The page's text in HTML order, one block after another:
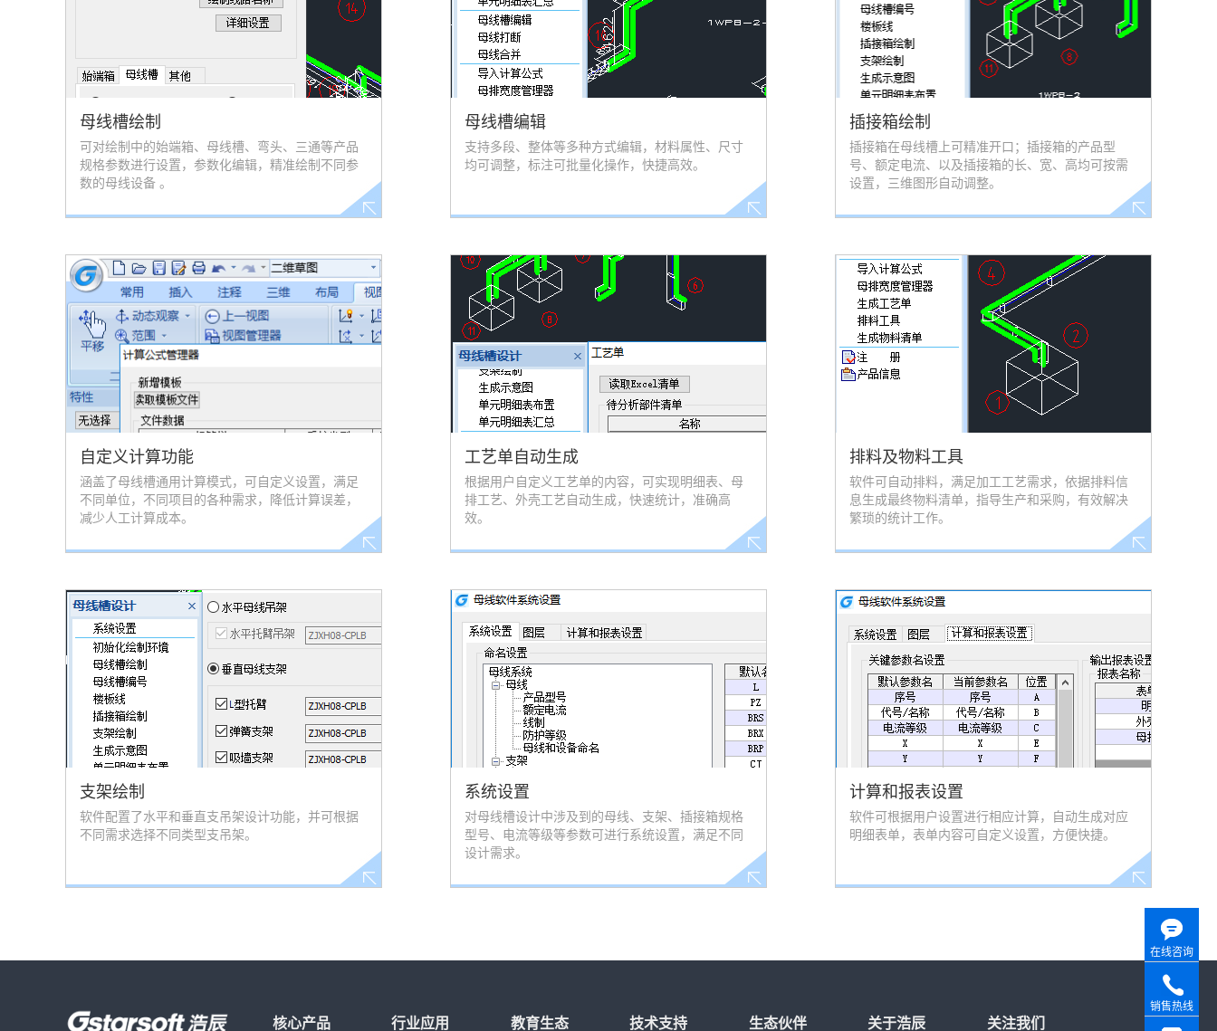
母线槽绘制
可对绘制中的始端箱、母线槽、弯头、三通等产品
规格参数进行设置，参数化编辑，精准绘制不同参
数的母线设备 。
母线槽编辑
支持多段、整体等多种方式编辑，材料属性、尺寸
均可调整，标注可批量化操作，快捷高效。
插接箱绘制
插接箱在母线槽上可精准开口；插接箱的产品型
号、额定电流、以及插接箱的长、宽、高均可按需
设置，三维图形自动调整。
自定义计算功能
涵盖了母线槽通用计算模式，可自定义设置，满足
不同单位，不同项目的各种需求，降低计算误差，
减少人工计算成本。
工艺单自动生成
根据用户自定义工艺单的内容，可实现明细表、母
排工艺、外壳工艺自动生成，快速统计，准确高
效。
排料及物料工具
软件可自动排料，满足加工工艺需求，依据排料信
息生成最终物料清单，指导生产和采购，有效解决
繁琐的统计工作。
支架绘制
软件配置了水平和垂直支吊架设计功能，并可根据
不同需求选择不同类型支吊架。
系统设置
对母线槽设计中涉及到的母线、支架、插接箱规格
型号、电流等级等参数可进行系统设置，满足不同
设计需求。
计算和报表设置
软件可根据用户设置进行相应计算，自动生成对应
明细表单，表单内容可自定义设置，方便快捷。
核心产品 行业应用 教育生态 技术支持 生态伙伴 关于浩辰 关注我们
在线咨询
销售热线